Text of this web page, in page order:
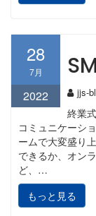
28
7月
2022 jjs-
終業
コミュニケーシ
ームで大変盛
できるか、オン
ど、…
もっと見る